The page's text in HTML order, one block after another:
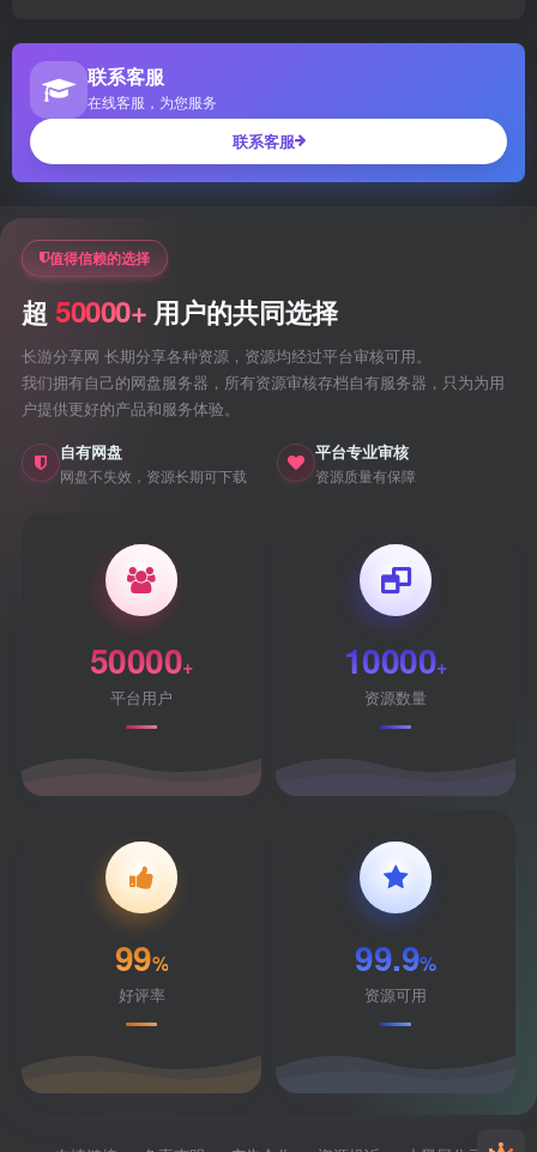
联系客服
在线客服，为您服务
联系客服
值得信赖的选择
超 50000+ 用户的共同选择
长游分享网 长期分享各种资源，资源均经过平台审核可用。
我们拥有自己的网盘服务器，所有资源审核存档自有服务器，只为为用
户提供更好的产品和服务体验。
自有网盘
网盘不失效，资源长期可下载
平台专业审核
资源质量有保障
50000+
平台用户
10000+
资源数量
99%
好评率
99.9%
资源可用